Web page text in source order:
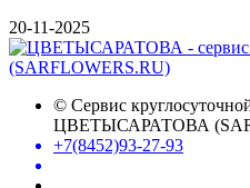
20-11-2025
© Сервис
ЦВЕТЫСАРАТОВА
+7(8452)93-27-93